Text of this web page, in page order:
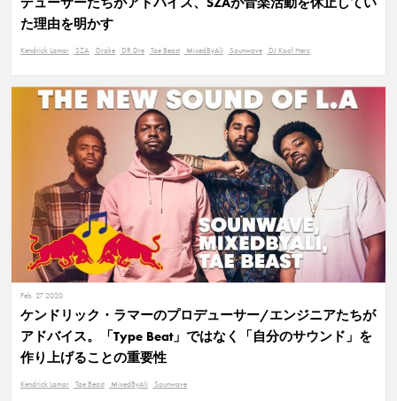
た理由を明かす
Kendrick Lamar SZA Drake DR.Dre Tae Beast MixedByAli Sounwave DJ Kool Herc
Feb. 27 2020
ケンドリック・ラマーのプロデューサー/エンジニアたちが
アドバイス。「Type Beat」ではなく「自分のサウンド」を
作り上げることの重要性
Kendrick Lamar Tae Beast MixedByAli Sounwave